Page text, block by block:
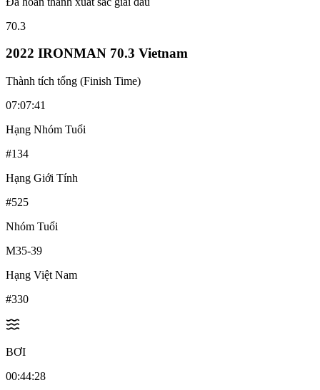
70.3
2022 IRONMAN 70.3 Vietnam
Thành tích tổng (Finish Time)
07:07:41
Hạng Nhóm Tuổi
#134
Hạng Giới Tính
#525
Nhóm Tuổi
M35-39
Hạng Việt Nam
#330
BƠI
00:44:28